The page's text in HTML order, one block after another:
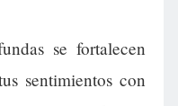
se fortalecen
sentimientos con